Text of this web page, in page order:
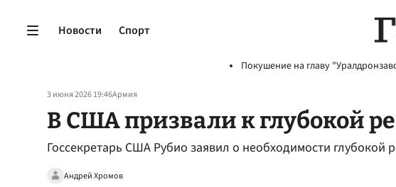
Новости Спорт
Покушение на главу
3 июня 2026 19:46Армия
В США призвали к глубокой
Госсекретарь США Рубио заявил о необходимости
Андрей Хромов